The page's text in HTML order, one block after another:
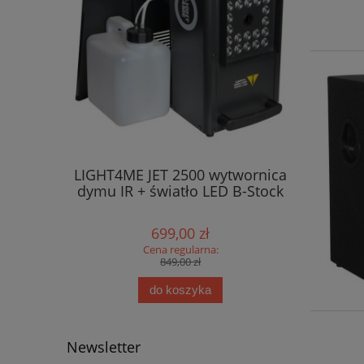
LIGHT4ME JET 2500 wytwornica
dymu IR + światło LED B-Stock
699,00 zł
Cena regularna:
849,00 zł
do koszyka
Newsletter